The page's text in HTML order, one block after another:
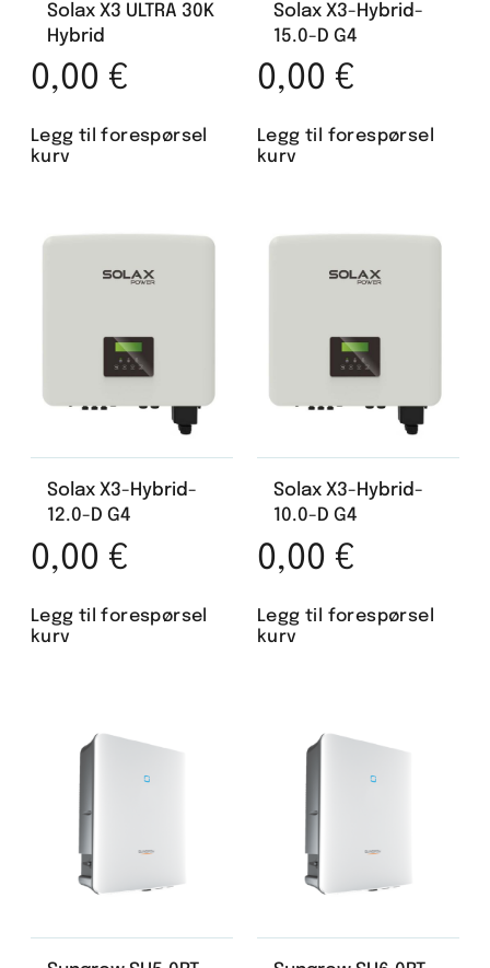
Solax X3 ULTRA 30K
Hybrid
0,00 €
Legg til forespørsel
kurv
Solax X3-Hybrid-
15.0-D G4
0,00 €
Legg til forespørsel
kurv
Solax X3-Hybrid-
12.0-D G4
0,00 €
Legg til forespørsel
kurv
Solax X3-Hybrid-
10.0-D G4
0,00 €
Legg til forespørsel
kurv